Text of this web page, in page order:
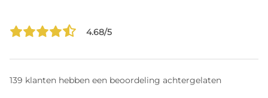
4.68/5
139 klanten hebben een beoordeling achtergelaten